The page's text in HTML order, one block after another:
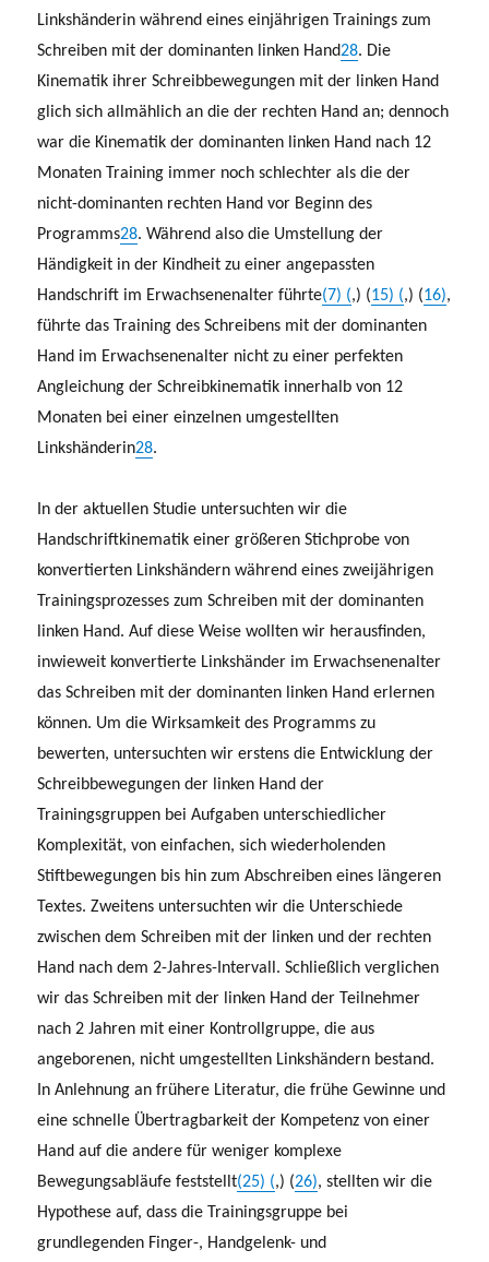
Linkshänderin während eines einjährigen Trainings zum
Schreiben mit der dominanten linken Hand28. Die
Kinematik ihrer Schreibbewegungen mit der linken Hand
glich sich allmählich an die der rechten Hand an; dennoch
war die Kinematik der dominanten linken Hand nach 12
Monaten Training immer noch schlechter als die der
nicht-dominanten rechten Hand vor Beginn des
Programms28. Während also die Umstellung der
Händigkeit in der Kindheit zu einer angepassten
Handschrift im Erwachsenenalter führte(7) (,) (15) (,) (16),
führte das Training des Schreibens mit der dominanten
Hand im Erwachsenenalter nicht zu einer perfekten
Angleichung der Schreibkinematik innerhalb von 12
Monaten bei einer einzelnen umgestellten
Linkshänderin28.
In der aktuellen Studie untersuchten wir die
Handschriftkinematik einer größeren Stichprobe von
konvertierten Linkshändern während eines zweijährigen
Trainingsprozesses zum Schreiben mit der dominanten
linken Hand. Auf diese Weise wollten wir herausfinden,
inwieweit konvertierte Linkshänder im Erwachsenenalter
das Schreiben mit der dominanten linken Hand erlernen
können. Um die Wirksamkeit des Programms zu
bewerten, untersuchten wir erstens die Entwicklung der
Schreibbewegungen der linken Hand der
Trainingsgruppen bei Aufgaben unterschiedlicher
Komplexität, von einfachen, sich wiederholenden
Stiftbewegungen bis hin zum Abschreiben eines längeren
Textes. Zweitens untersuchten wir die Unterschiede
zwischen dem Schreiben mit der linken und der rechten
Hand nach dem 2-Jahres-Intervall. Schließlich verglichen
wir das Schreiben mit der linken Hand der Teilnehmer
nach 2 Jahren mit einer Kontrollgruppe, die aus
angeborenen, nicht umgestellten Linkshändern bestand.
In Anlehnung an frühere Literatur, die frühe Gewinne und
eine schnelle Übertragbarkeit der Kompetenz von einer
Hand auf die andere für weniger komplexe
Bewegungsabläufe feststellt(25) (,) (26), stellten wir die
Hypothese auf, dass die Trainingsgruppe bei
grundlegenden Finger-, Handgelenk- und